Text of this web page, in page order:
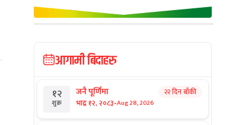
आगामी बिदाहरु
१२
शुक्र
जनै पूर्णिमा
भाद्र १२, २०८३-Aug 28, 2026
२२ दिन बाँकी